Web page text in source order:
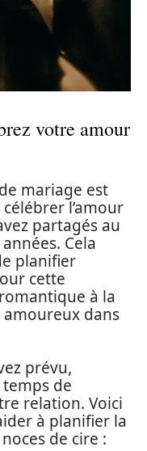
votre amour
mariage est
l’amour
partagés au
Cela
planifier
cette
à la
dans
prévu,
de
relation. Voici
à planifier la
de cire :